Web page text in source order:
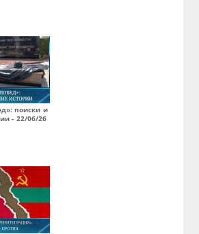
поиски и
- 22/06/26